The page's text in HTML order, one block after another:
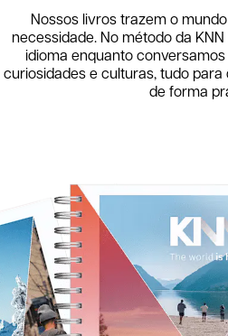
Nossos livros trazem o
necessidade. No método da KNN
idioma enquanto
curiosidades e culturas, tudo
de forma